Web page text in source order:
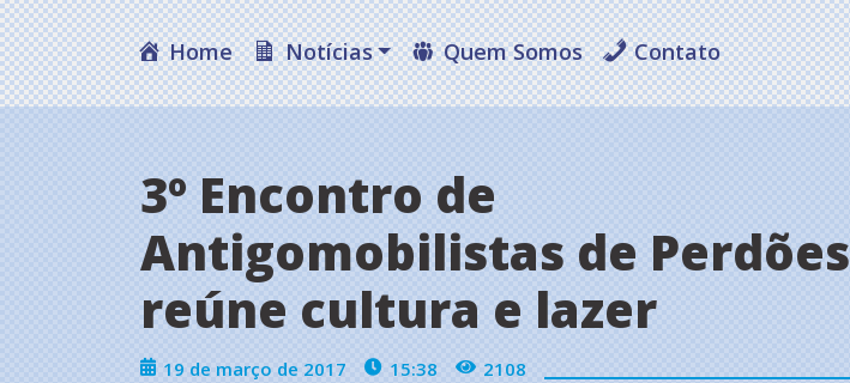
Home Notícias Quem Somos Contato
3º Encontro de
Antigomobilistas de Perdões
reúne cultura e lazer
19 de março de 2017 15:38 2108